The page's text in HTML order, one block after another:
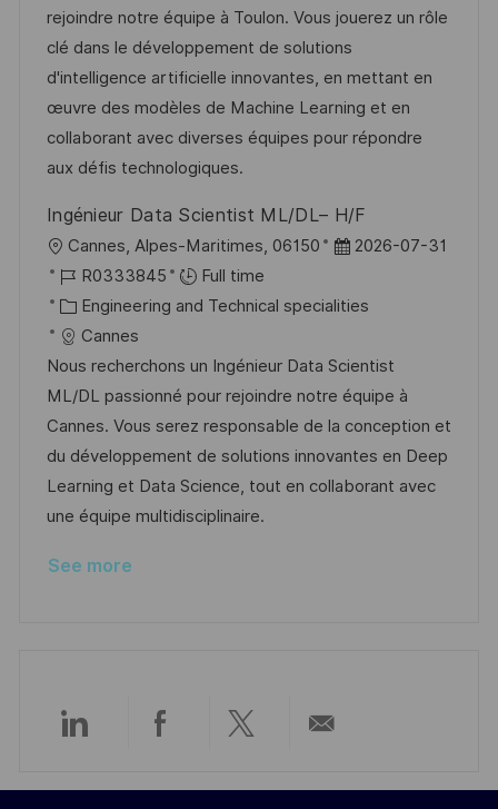
i
o
n
d
D
a
t
e
d
e
g
o
r
y
rejoindre notre équipe à Toulon. Vous jouerez un rôle
clé dans le développement de solutions
d'intelligence artificielle innovantes, en mettant en
œuvre des modèles de Machine Learning et en
collaborant avec diverses équipes pour répondre
aux défis technologiques.
Ingénieur Data Scientist ML/DL– H/F
L
o
c
a
t
i
o
n
Cannes, Alpes-Maritimes, 06150
P
s
e
d
D
a
t
2026-07-31
J
o
b
I
d
R0333845
Full time
C
a
t
e
g
o
r
y
Engineering and Technical specialities
Cannes
Nous recherchons un Ingénieur Data Scientist
ML/DL passionné pour rejoindre notre équipe à
Cannes. Vous serez responsable de la conception et
du développement de solutions innovantes en Deep
Learning et Data Science, tout en collaborant avec
une équipe multidisciplinaire.
See more
Share
via
Share
via
Share
via
via